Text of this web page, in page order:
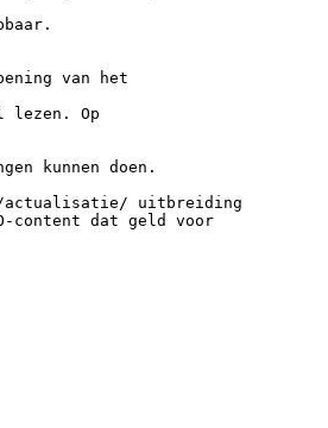
van het
lezen. Op
kunnen doen.
actualisatie/ uitbreiding
content dat geld voor